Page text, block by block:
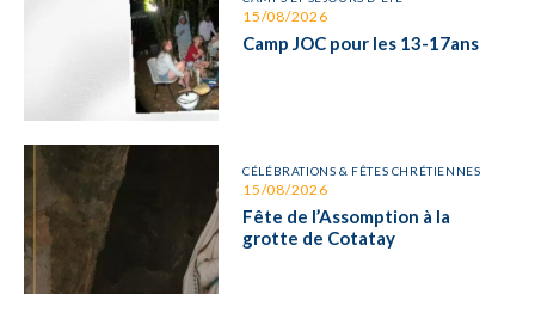
15/08/2026
Camp JOC pour les 13-17ans
CÉLÉBRATIONS & FÊTES CHRÉTIENNES
15/08/2026
Fête de l’Assomption à la
grotte de Cotatay